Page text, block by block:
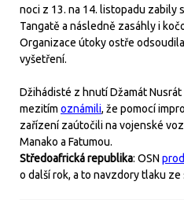
noci z 13. na 14. listopadu zabily
Tangatě a následně zasáhly i
Organizace útoky ostře
vyšetření.
Džihádisté z hnutí Džamát
mezitím oznámili, že pomocí
zařízení zaútočili na vojenské
Manako a Fatumou.
Středoafrická republika: OSN
o další rok, a to navzdory tlaku ze